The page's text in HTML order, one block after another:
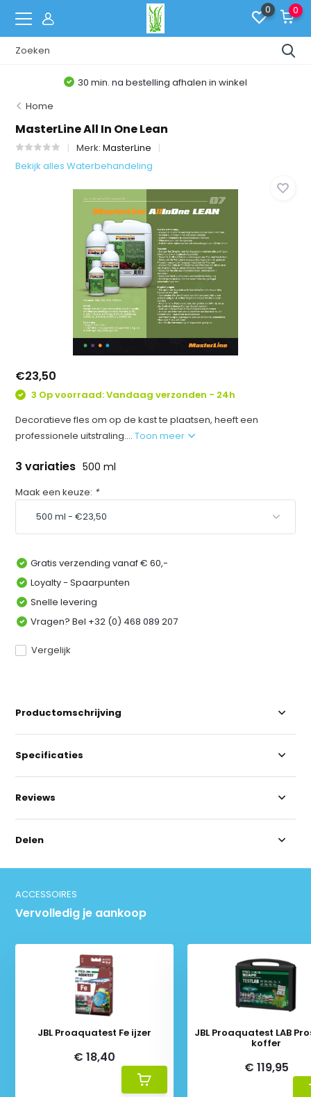
0 0
30 min. na bestelling afhalen in winkel
Home
MasterLine All In One Lean
Merk:MasterLine
Bekijk alles Waterbehandeling
€23,50
3 Op voorraad: Vandaag verzonden - 24h
Decoratieve fles om op de kast te plaatsen, heeft een
professionele uitstraling....Toon meer
3 variaties 500 ml
Maak een keuze: *
Gratis verzending vanaf € 60,-
Loyalty - Spaarpunten
Snelle levering
Vragen? Bel +32 (0) 468 089 207
Vergelijk
Productomschrijving
Specificaties
Reviews
Delen
ACCESSOIRES
Vervolledig je aankoop
JBL Proaquatest Fe ijzer
€ 18,40
JBL Proaquatest LAB
koffer
€ 119,95